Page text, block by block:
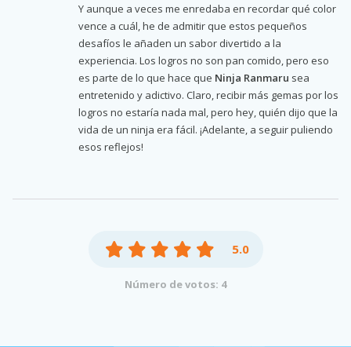
Y aunque a veces me enredaba en recordar qué color
vence a cuál, he de admitir que estos pequeños
desafíos le añaden un sabor divertido a la
experiencia. Los logros no son pan comido, pero eso
es parte de lo que hace que Ninja Ranmaru sea
entretenido y adictivo. Claro, recibir más gemas por los
logros no estaría nada mal, pero hey, quién dijo que la
vida de un ninja era fácil. ¡Adelante, a seguir puliendo
esos reflejos!
5.0
Número de votos: 4